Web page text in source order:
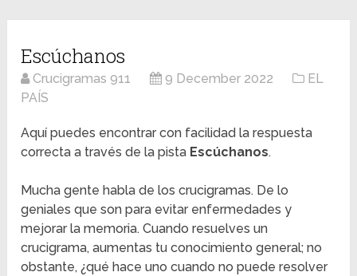
Escúchanos
Crucigramas 911 9 December 2022
EL
PAÍS
Aquí puedes encontrar con facilidad la respuesta
correcta a través de la pista Escúchanos.
Mucha gente habla de los crucigramas. De lo
geniales que son para evitar enfermedades y
mejorar la memoria. Cuando resuelves un
crucigrama, aumentas tu conocimiento general; no
obstante, ¿qué hace uno cuando no puede resolver